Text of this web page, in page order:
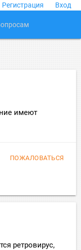
Регистрация Вход
имеют
ПОЖАЛОВАТЬСЯ
ретровирус,